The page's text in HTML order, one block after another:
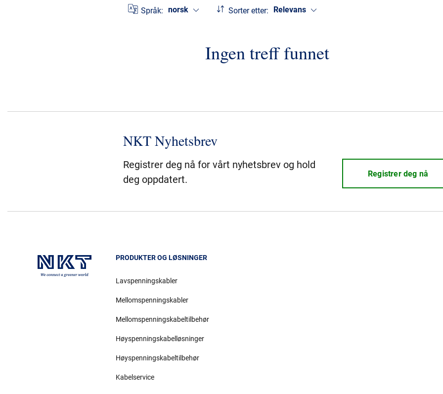
Språk: norsk Sorter etter: Relevans
Ingen treff funnet
NKT Nyhetsbrev
Registrer deg nå for vårt nyhetsbrev og hold
deg oppdatert.
Registrer deg nå
PRODUKTER OG LØSNINGER
Lavspenningskabler
Mellomspenningskabler
Mellomspenningskabeltilbehør
Høyspenningskabelløsninger
Høyspenningskabeltilbehør
Kabelservice